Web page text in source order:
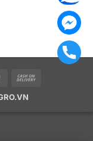
MasterCard